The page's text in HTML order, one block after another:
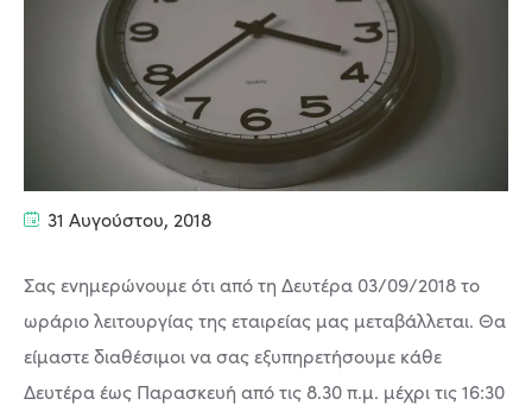
31 Αυγούστου, 2018
Σας ενημερώνουμε ότι από τη Δευτέρα 03/09/2018 το
ωράριο λειτουργίας της εταιρείας μας μεταβάλλεται. Θα
είμαστε διαθέσιμοι να σας εξυπηρετήσουμε κάθε
Δευτέρα έως Παρασκευή από τις 8.30 π.μ. μέχρι τις 16:30